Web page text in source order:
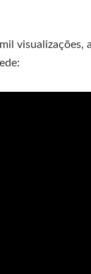
visualizações,